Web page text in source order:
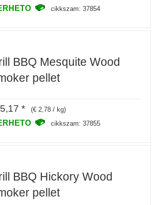
cikkszam: 37854
BBQ Mesquite Wood
pellet
* (€ 2,78 / kg)
cikkszam: 37855
BBQ Hickory Wood
pellet